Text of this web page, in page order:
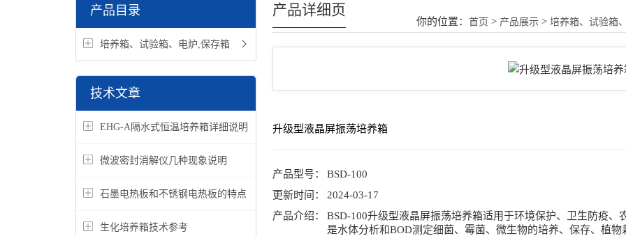
产品目录
培养箱、试验箱、电炉,保存箱
技术文章
EHG-A隔水式恒温培养箱详细说明
微波密封消解仪几种现象说明
石墨电热板和不锈钢电热板的特点
生化培养箱技术参考
你的位置：首页 > 产品展示 >培养箱、试验箱
产品详细页
升级型液晶屏振荡培养箱
产品型号：
BSD-100
更新时间：
2024-03-17
产品介绍：
BSD-100升级型液晶屏振荡培养箱适用于环境保护、卫生防疫
是水体分析和BOD测定细菌、霉菌、微生物的培养、保存、植